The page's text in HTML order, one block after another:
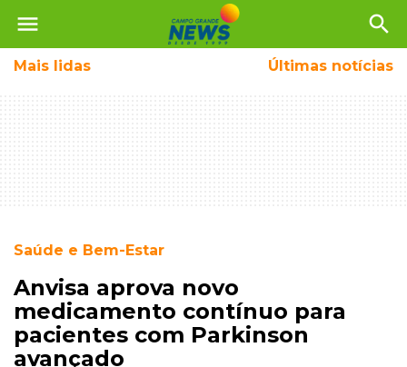
menu search
Mais lidas Últimas notícias
Saúde e Bem-Estar
Anvisa aprova novo
medicamento contínuo para
pacientes com Parkinson
avançado